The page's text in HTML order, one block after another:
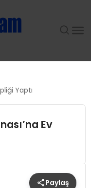
Yaptı
Ev
Paylaş